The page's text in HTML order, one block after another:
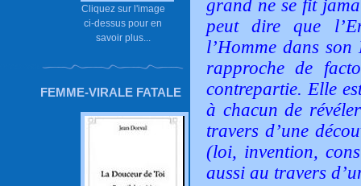
Cliquez sur l'image
ci-dessus pour en
savoir plus...
FEMME-VIRALE FATALE
grand ne se fit
peut dire que
l’Homme dans
rapproche de
contrepartie. Elle
à chacun de
travers d’une
(loi, invention,
aussi au travers